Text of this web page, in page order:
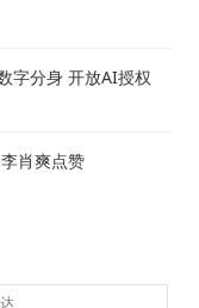
字分身 开放AI授权
肖爽点赞